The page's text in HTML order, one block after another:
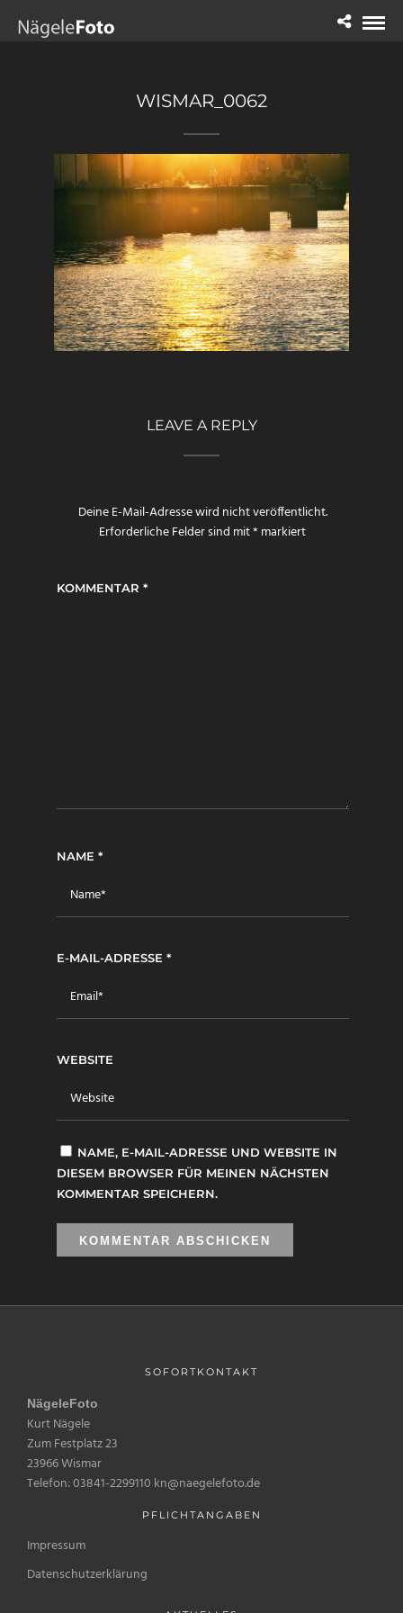
WISMAR_0062
LEAVE A REPLY
Deine E-Mail-Adresse wird nicht veröffentlicht.
Erforderliche Felder sind mit*markiert
KOMMENTAR *
NAME *
E-MAIL-ADRESSE *
WEBSITE
NAME, E-MAIL-ADRESSE UND WEBSITE IN
DIESEM BROWSER FÜR MEINEN NÄCHSTEN
KOMMENTAR SPEICHERN.
SOFORTKONTAKT
NägeleFoto
Kurt Nägele
Zum Festplatz 23
23966 Wismar
Telefon: 03841-2299110 kn@naegelefoto.de
PFLICHTANGABEN
Impressum
Datenschutzerklärung